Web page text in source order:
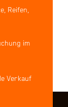
Reifen,
im
Verkauf